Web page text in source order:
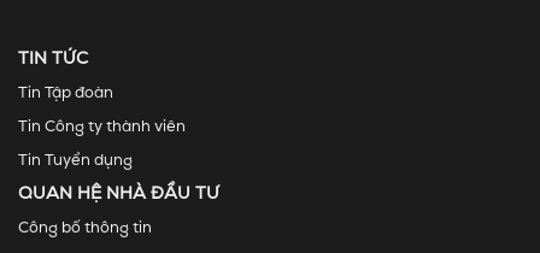
TIN TỨC
Tin Tập đoàn
Tin Công ty thành viên
Tin Tuyển dụng
QUAN HỆ NHÀ ĐẦU TƯ
Công bố thông tin